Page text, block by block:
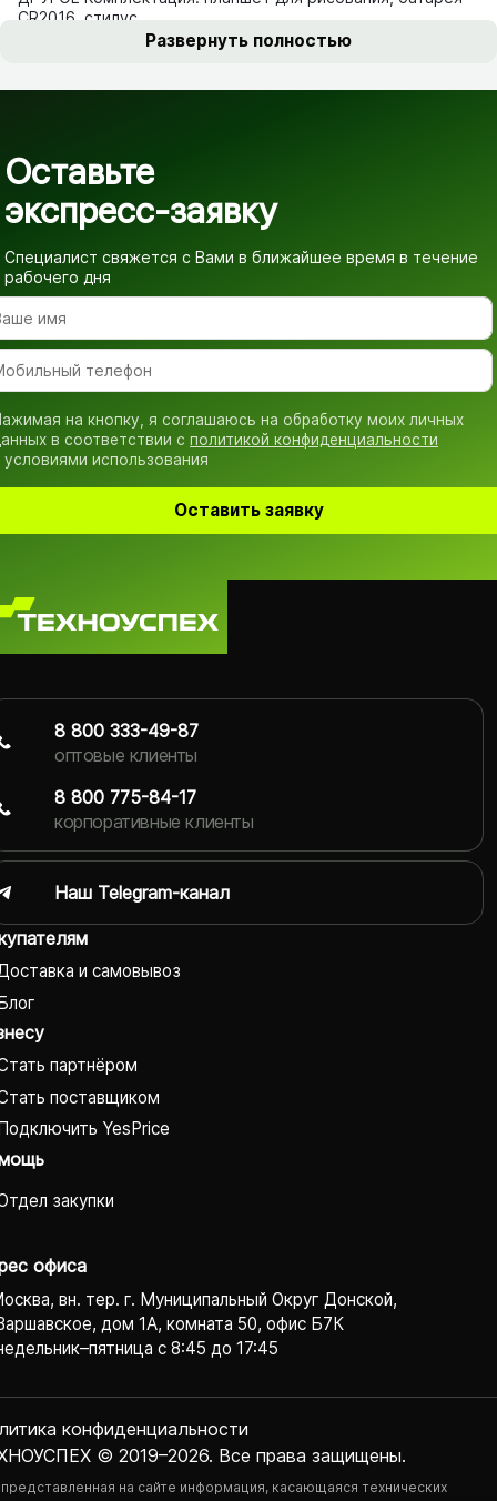
СR2016, стилус.
Развернуть полностью
Оставьте
экспресс-заявку
Специалист свяжется с Вами в ближайшее время в течение
рабочего дня
на кнопку, я соглашаюсь на обработку моих личных
в соответствии с политикой конфиденциальности
условиями использования
Оставить заявку
и самовывоз
партнёром
поставщиком
YesPrice
закупки
офиса
вн. тер. г. Муниципальный Округ Донской,
дом 1А, комната 50, офис Б7К
с 8:45 до 17:45
© 2019–2026. Все права защищены.
конфиденциаль­ности
на сайте информация, касающаяся технических
8 800 333-49-87
оптовые клиенты
8 800 775-84-17
корпоративные клиенты
Наш Telegram-канал